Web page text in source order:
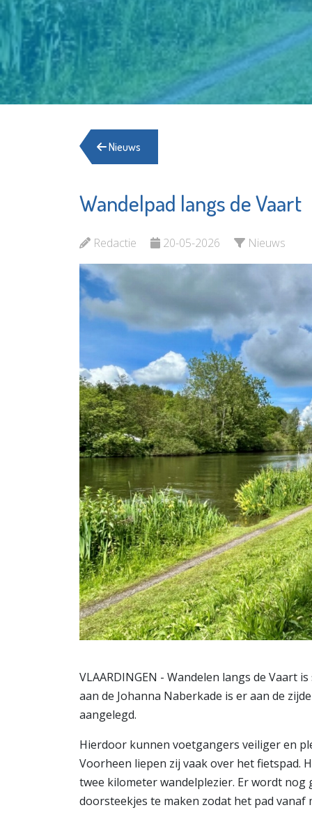
Nieuws
Wandelpad langs de Vaart
Redactie 20-05-2026 Nieuws
VLAARDINGEN - Wandelen langs de Vaart
aan de Johanna Naberkade is er aan de
aangelegd.
Hierdoor kunnen voetgangers veiliger en
Voorheen liepen zij vaak over het fietspad.
twee kilometer wandelplezier. Er wordt
doorsteekjes te maken zodat het pad
Chocolaterie &
Bekijk de pagina
Bekijk de